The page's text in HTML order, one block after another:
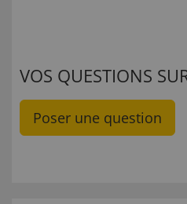
VOS QUESTIONS
Poser une question